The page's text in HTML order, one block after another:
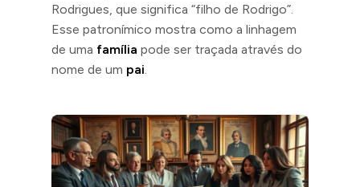
Rodrigues, que significa “filho de Rodrigo”.
Esse patronímico mostra como a linhagem
de uma família pode ser traçada através do
nome de um pai.